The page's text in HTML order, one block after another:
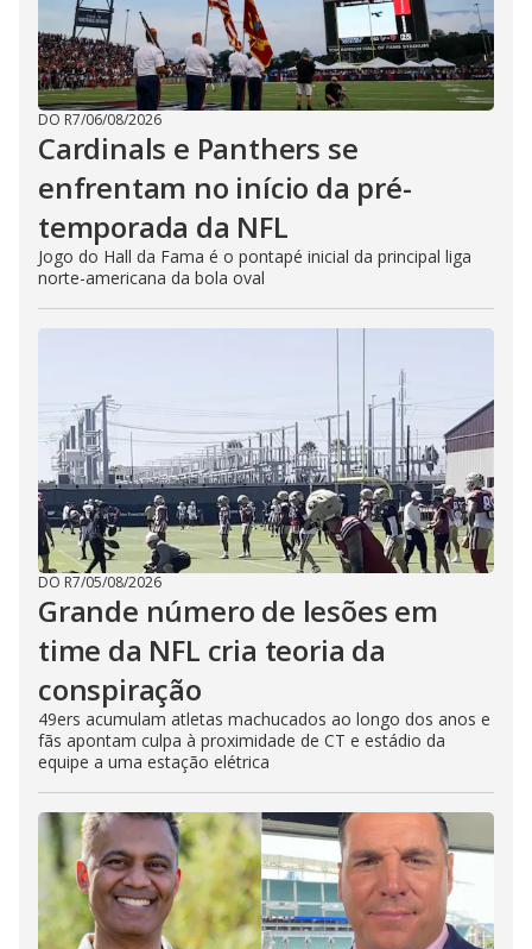
DO R7/06/08/2026
Cardinals e Panthers se
enfrentam no início da pré-
temporada da NFL
Jogo do Hall da Fama é o pontapé inicial da principal liga
norte-americana da bola oval
DO R7/05/08/2026
Grande número de lesões em
time da NFL cria teoria da
conspiração
49ers acumulam atletas machucados ao longo dos anos e
fãs apontam culpa à proximidade de CT e estádio da
equipe a uma estação elétrica